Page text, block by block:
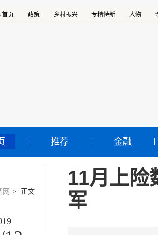
首页 政策 乡村振兴 专精特新 人物
推荐 金融
网 > 正文
11月上险
军